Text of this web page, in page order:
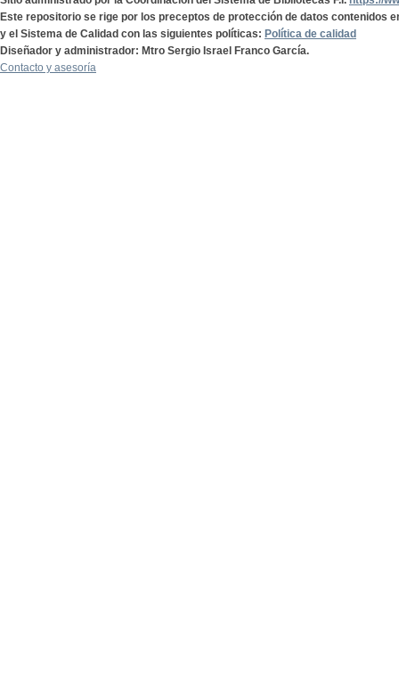
Este repositorio se rige por los preceptos de protección de datos contenidos
y el Sistema de Calidad con las siguientes políticas: Política de calidad
Diseñador y administrador: Mtro Sergio Israel Franco García.
Contacto y asesoría